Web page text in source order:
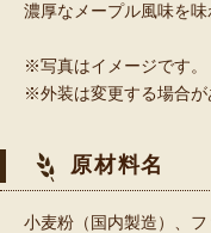
濃厚なメープル風味を味
※写真はイメージです。
※外装は変更する場合が
原材料名
小麦粉（国内製造）、